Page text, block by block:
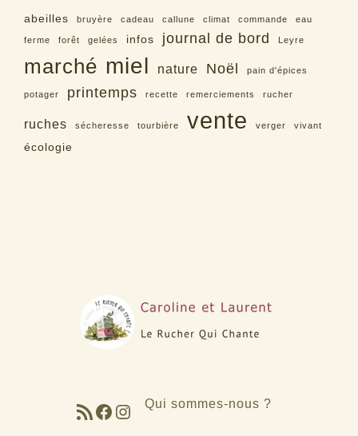
abeilles bruyère cadeau callune climat commande eau
ferme forêt gelées infos journal de bord Leyre
marché miel nature Noël pain d'épices
potager printemps recette remerciements rucher
ruches sécheresse tourbière vente verger vivant
écologie
Flux RSSFacebook
Instagram
Qui sommes-nous ?